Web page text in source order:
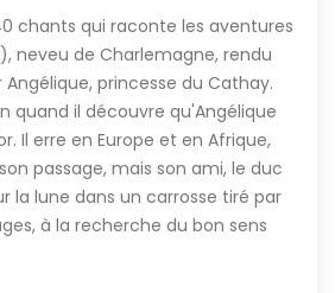
chants qui raconte les aventures
neveu de Charlemagne, rendu
princesse du Cathay.
quand il découvre qu'Angélique
Il erre en Europe et en Afrique,
passage, mais son ami, le duc
la lune dans un carrosse tiré par
à la recherche du bon sens